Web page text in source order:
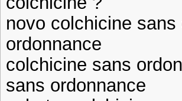
novo colchicine
ordonnance
colchicine sans
sans ordonnance